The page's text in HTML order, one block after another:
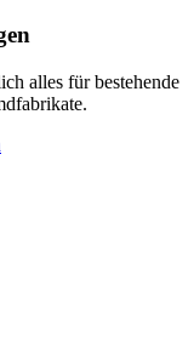
alles für bestehende